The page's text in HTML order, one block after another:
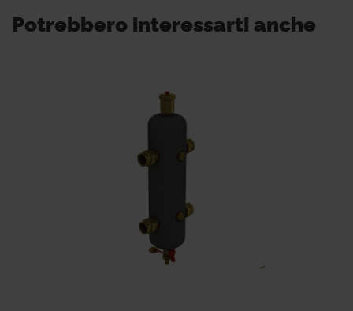
Potrebbero interessarti anche